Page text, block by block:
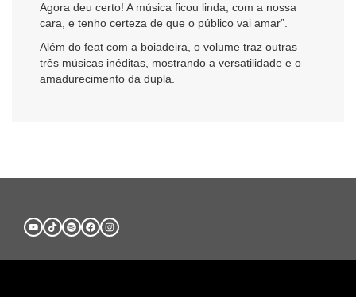
Agora deu certo! A música ficou linda, com a nossa
cara, e tenho certeza de que o público vai amar”.
Além do feat com a boiadeira, o volume traz outras
três músicas inéditas, mostrando a versatilidade e o
amadurecimento da dupla.